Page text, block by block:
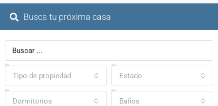
Busca tu próxima casa
Tipo de propiedad Estado
Dormitorios Baños